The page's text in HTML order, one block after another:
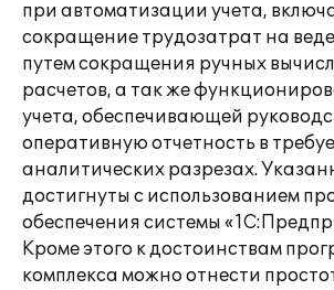
при автоматизации учета,
сокращение трудозатрат на
путем сокращения ручных
расчетов, а так же
учета, обеспечивающей
оперативную отчетность в
аналитических разрезах.
достигнуты с использованием
обеспечения системы
Кроме этого к достоинствам
комплекса можно отнести